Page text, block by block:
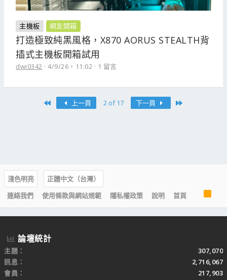
主機板 網友開箱
打造極致純黑風格，X870 AORUS STEALTH背
插式主機板開箱試用
dwi0342 4/9/26，11:02 1 留言
上一頁 2 of 17 下一頁
淺色明亮
正體中文（台灣）
連絡我們
使用條款與網站規範 隱私權政策 說明 首頁
R
S
S
論壇統計
主題
307,070
訊息
2,716,067
會員
217,903